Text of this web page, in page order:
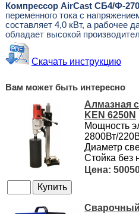
Компрессор AirCast CБ4/Ф-
переменного тока с
составляет 4,0 кВт, а рабочее
обладает высокой
Скачать инструкцию
Вам может быть интересно
Алмазная
KEN 6250N
Мощность
2800Вт/
Диаметр
Стойка без